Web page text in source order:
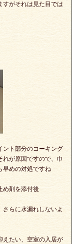
すがそれは見た目では
ント部分のコーキング
が原因ですので、巾
早めの対処ですね
め剤を添付後
さらに水漏れしないよ
えたい、空室の入居が